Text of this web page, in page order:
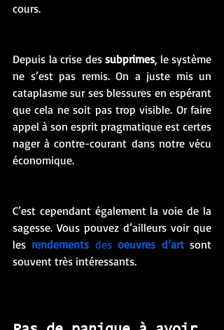
cours.
Depuis la crise des subprimes, le système
ne s’est pas remis. On a juste mis un
cataplasme sur ses blessures en espérant
que cela ne soit pas trop visible. Or faire
appel à son esprit pragmatique est certes
nager à contre-courant dans notre vécu
économique.
C’est cependant également la voie de la
sagesse. Vous pouvez d’ailleurs voir que
les rendements des oeuvres d’art sont
souvent très intéressants.